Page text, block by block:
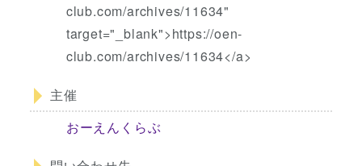
club.com/archives/11634"
target="_blank">https://oen-
club.com/archives/11634</a>
主催
おーえんくらぶ